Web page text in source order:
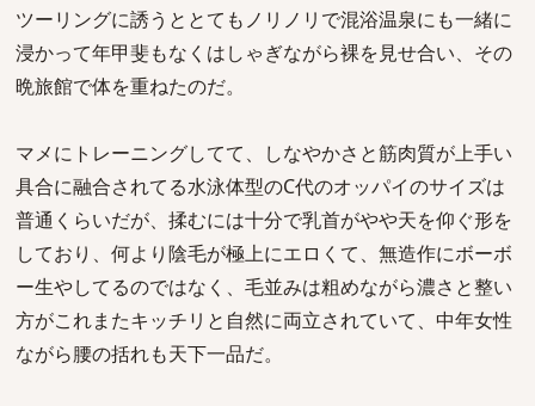
ツーリングに誘うととてもノリノリで混浴温泉にも一緒に
浸かって年甲斐もなくはしゃぎながら裸を見せ合い、その
晩旅館で体を重ねたのだ。
マメにトレーニングしてて、しなやかさと筋肉質が上手い
具合に融合されてる水泳体型のC代のオッパイのサイズは
普通くらいだが、揉むには十分で乳首がやや天を仰ぐ形を
しており、何より陰毛が極上にエロくて、無造作にボーボ
ー生やしてるのではなく、毛並みは粗めながら濃さと整い
方がこれまたキッチリと自然に両立されていて、中年女性
ながら腰の括れも天下一品だ。